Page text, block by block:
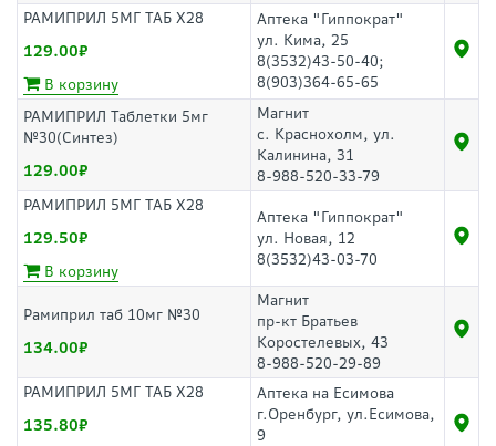
РАМИПРИЛ 5МГ ТАБ Х28
129.00
В корзину
Аптека "Гиппократ"
ул. Кима, 25
8(3532)43-50-40;
8(903)364-65-65
РАМИПРИЛ Таблетки 5мг
№30(Синтез)
129.00
Магнит
с. Краснохолм, ул.
Калинина, 31
8-988-520-33-79
РАМИПРИЛ 5МГ ТАБ Х28
129.50
В корзину
Аптека "Гиппократ"
ул. Новая, 12
8(3532)43-03-70
Рамиприл таб 10мг №30
134.00
Магнит
пр-кт Братьев
Коростелевых, 43
8-988-520-29-89
РАМИПРИЛ 5МГ ТАБ Х28
135.80
Аптека на Есимова
г.Оренбург, ул.Есимова,
9